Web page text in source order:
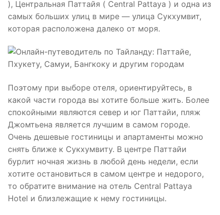
), Центральная Паттайя ( Central Pattaya ) и одна из
самых больших улиц в мире — улица Сукхумвит,
которая расположена далеко от моря.
Поэтому при выборе отеля, ориентируйтесь, в
какой части города вы хотите больше жить. Более
спокойными являются север и юг Паттайи, пляж
Джомтьена является лучшим в самом городе.
Очень дешевые гостиницы и апартаменты можно
снять ближе к Сукхумвиту. В центре Паттайи
бурлит ночная жизнь в любой день недели, если
хотите остановиться в самом центре и недорого,
то обратите внимание на отель Central Pattaya
Hotel и близлежащие к нему гостиницы.